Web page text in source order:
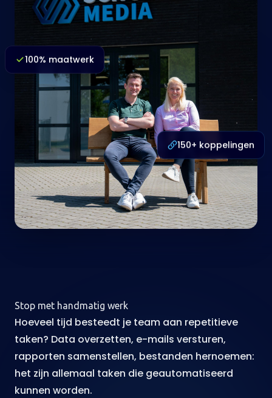
100% maatwerk
150+ koppelingen
Stop met handmatig werk
Hoeveel tijd besteedt je team aan repetitieve
taken? Data overzetten, e-mails versturen,
rapporten samenstellen, bestanden hernoemen:
het zijn allemaal taken die geautomatiseerd
kunnen worden.